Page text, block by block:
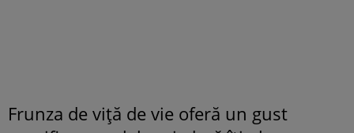
Frunza de viţă de vie oferă un gust